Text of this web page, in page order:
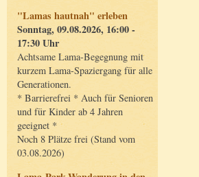
"Lamas hautnah" erleben
Sonntag, 09.08.2026, 16:00 -
17:30 Uhr
Achtsame Lama-Begegnung mit
kurzem Lama-Spaziergang für alle
Generationen.
* Barrierefrei * Auch für Senioren
und für Kinder ab 4 Jahren
geeignet *
Noch 8 Plätze frei (Stand vom
03.08.2026)